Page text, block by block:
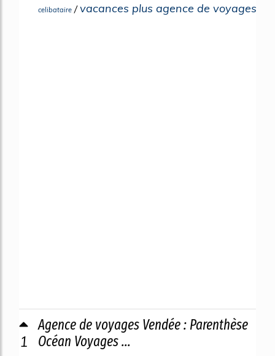
celibataire /vacances plus agence de voyages
1
Agence de voyages Vendée : Parenthèse
Océan Voyages ...